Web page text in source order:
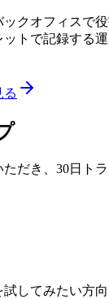
クオフィスで
トで記録する
る
だき、30日ト
試してみたい方